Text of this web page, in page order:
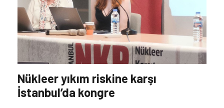
cezası
06 July 2026 - 21:10